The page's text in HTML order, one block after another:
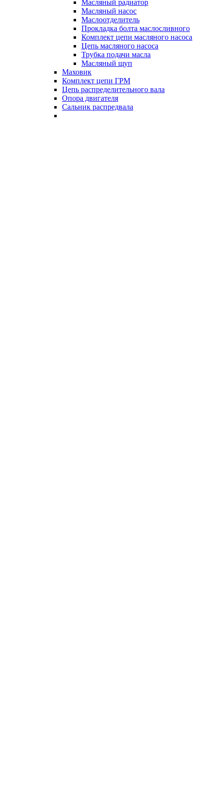
Масляный радиатор
Масляный насос
Маслоотделитель
Прокладка болта маслосливного
Комплект цепи масляного насоса
Цепь масляного насоса
Трубка подачи масла
Масляный щуп
Маховик
Комплект цепи ГРМ
Цепь распределительного вала
Опора двигателя
Сальник распредвала